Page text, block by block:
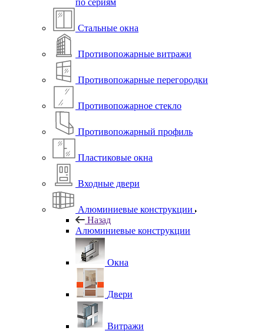
по сериям
Стальные окна
Противопожарные витражи
Противопожарные перегородки
Противопожарное стекло
Противопожарный профиль
Пластиковые окна
Входные двери
Алюминиевые конструкции
Назад
Алюминиевые конструкции
Окна
Двери
Витражи